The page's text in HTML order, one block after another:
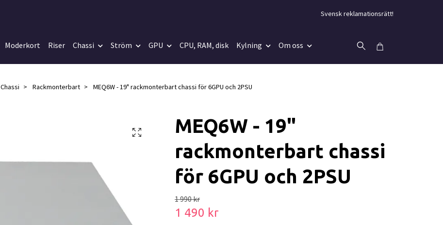
Svensk reklamationsrätt!
Moderkort Riser Chassi Ström GPU CPU, RAM, disk Kylning Om oss
Chassi Rackmonterbart MEQ6W - 19" rackmonterbart chassi för 6GPU och 2PSU
MEQ6W - 19"
rackmonterbart chassi
för 6GPU och 2PSU
1 990 kr
1 490 kr